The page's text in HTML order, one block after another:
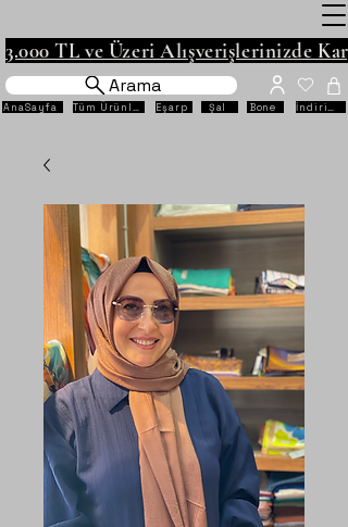
AnaSayfa Tüm Ürünler Eşarp Şal Bone
Arama
3.000 TL ve Üzeri Alışverişlerinizde
İndirimli